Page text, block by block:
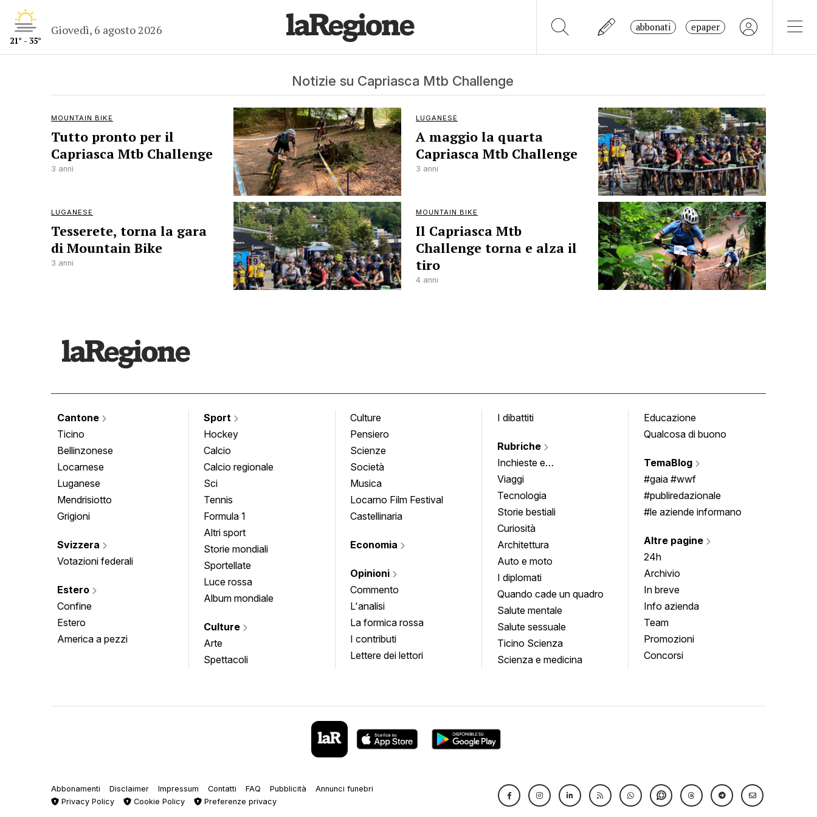
21° - 35°
Giovedì, 6 agosto 2026 abbonati epaper
Notizie su Capriasca Mtb Challenge
MOUNTAIN BIKE
Tutto pronto per il
Capriasca Mtb Challenge
3 anni
LUGANESE
A maggio la quarta
Capriasca Mtb Challenge
3 anni
LUGANESE
Tesserete, torna la gara
di Mountain Bike
3 anni
MOUNTAIN BIKE
Il Capriasca Mtb
Challenge torna e alza il
tiro
4 anni
Cantone
Ticino
Bellinzonese
Locarnese
Luganese
Mendrisiotto
Grigioni
Svizzera
Votazioni federali
Estero
Confine
Estero
America a pezzi
Sport
Hockey
Calcio
Calcio regionale
Sci
Tennis
Formula 1
Altri sport
Storie mondiali
Sportellate
Luce rossa
Album mondiale
Culture
Arte
Spettacoli
Culture
Pensiero
Scienze
Società
Musica
Locarno Film Festival
Castellinaria
Economia
Opinioni
Commento
L'analisi
La formica rossa
I contributi
Lettere dei lettori
I dibattiti
Rubriche
Inchieste e
approfondimenti
Viaggi
Tecnologia
Storie bestiali
Curiosità
Architettura
Auto e moto
I diplomati
Quando cade un quadro
Salute mentale
Salute sessuale
Ticino Scienza
Scienza e medicina
Educazione
Qualcosa di buono
TemaBlog
#gaia #wwf
#publiredazionale
#le aziende informano
Altre pagine
24h
Archivio
In breve
Info azienda
Team
Promozioni
Concorsi
Abbonamenti Disclaimer Impressum Contatti FAQ Pubblicità
Annunci funebri
Privacy Policy
Cookie Policy Preferenze privacy